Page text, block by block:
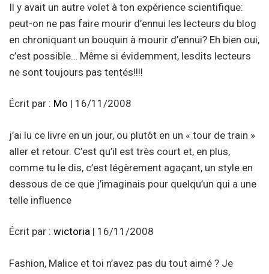
Il y avait un autre volet à ton expérience scientifique:
peut-on ne pas faire mourir d’ennui les lecteurs du blog
en chroniquant un bouquin à mourir d’ennui? Eh bien oui,
c’est possible… Même si évidemment, lesdits lecteurs
ne sont toujours pas tentés!!!!
Écrit par : Mo | 16/11/2008
j’ai lu ce livre en un jour, ou plutôt en un « tour de train »
aller et retour. C’est qu’il est très court et, en plus,
comme tu le dis, c’est légèrement agaçant, un style en
dessous de ce que j’imaginais pour quelqu’un qui a une
telle influence
Écrit par : wictoria | 16/11/2008
Fashion, Malice et toi n’avez pas du tout aimé ? Je